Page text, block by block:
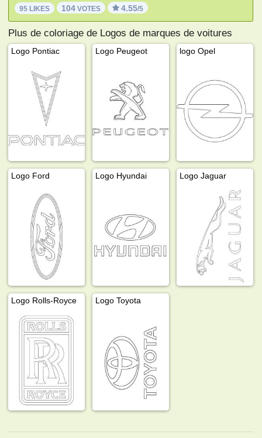
95 LIKES 104 VOTES 4.55/5
Plus de coloriage de Logos de marques de voitures
Logo Pontiac Logo Peugeot logo Opel
Logo Ford Logo Hyundai Logo Jaguar
Logo Rolls-Royce Logo Toyota